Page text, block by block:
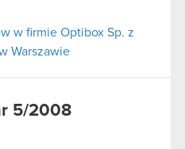
w firmie Optibox Sp. z
Warszawie
5/2008